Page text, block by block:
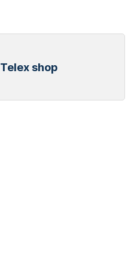
Telex shop